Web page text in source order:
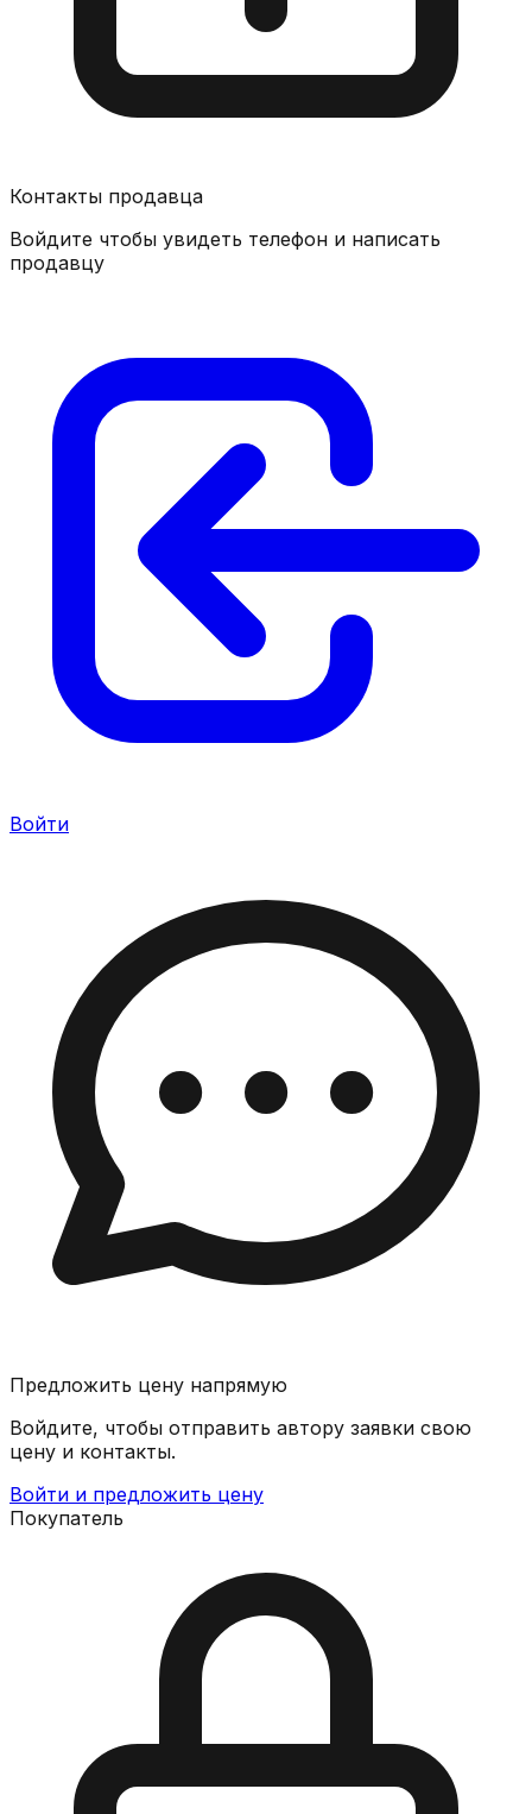
Контакты продавца
Войдите чтобы увидеть телефон и написать
продавцу
Войти
Предложить цену напрямую
Войдите, чтобы отправить автору заявки свою
цену и контакты.
Войти и предложить цену
Покупатель